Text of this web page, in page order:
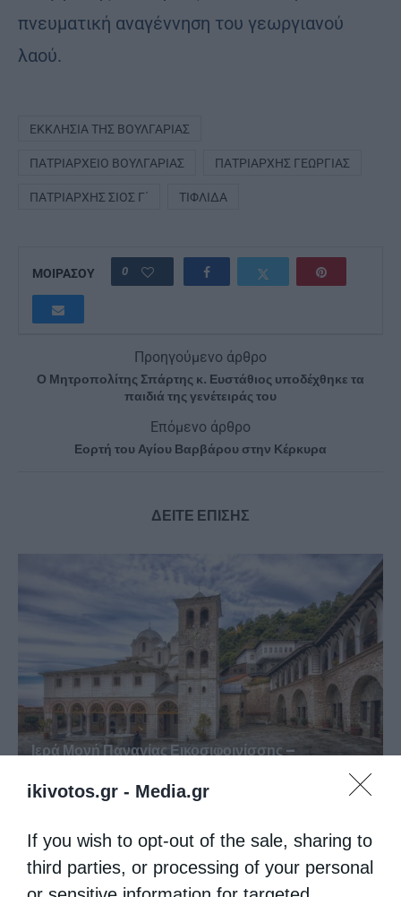
ikivotos.gr - Media.gr
If you wish to opt-out of the sale, sharing to
third parties, or processing of your personal
πνευματική αναγέννηση του γεωργιανού
λαού.
ΕΚΚΛΗΣΊΑ ΤΗΣ ΒΟΥΛΓΑΡΊΑΣ
ΠΑΤΡΙΑΡΧΕΊΟ ΒΟΥΛΓΑΡΊΑΣ ΠΑΤΡΙΆΡΧΗΣ ΓΕΩΡΓΊΑΣ
ΠΑΤΡΙΆΡΧΗΣ ΣΊΟΣ Γ΄ ΤΙΦΛΊΔΑ
ΜΟΙΡΑΣΟΥ 0
Προηγούμενο άρθρο
Ο Μητροπολίτης Σπάρτης κ. Ευστάθιος υποδέχθηκε τα
παιδιά της γενέτειράς του
Επόμενο άρθρο
Εορτή του Αγίου Βαρβάρου στην Κέρκυρα
ΔΕΙΤΕ ΕΠΙΣΗΣ
Ιερά Μονή Παναγίας Εικοσιφοινίσσης –